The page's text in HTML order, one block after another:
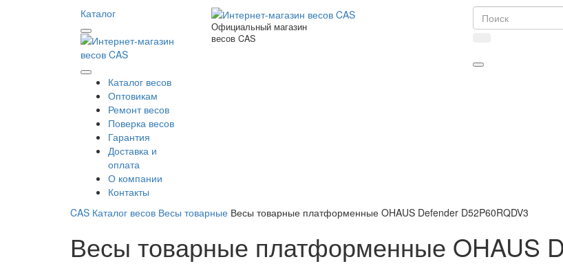
Каталог
Каталог весов
Оптовикам
Ремонт весов
Поверка весов
Гарантия
Доставка и
оплата
О компании
Контакты
Официальный магазин
весов CAS
CAS Каталог весов Весы товарные Весы товарные платформенные OHAUS Defender D52P60RQDV3
Весы товарные платформенные OHAUS